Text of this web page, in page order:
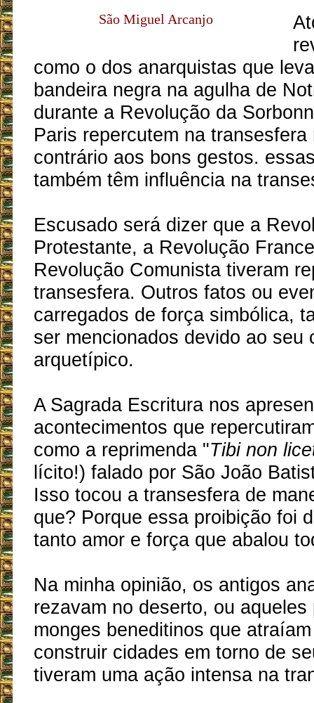
São Miguel Arcanjo
como o dos anarquistas que
bandeira negra na agulha de
durante a Revolução da
Paris repercutem na transesfera
contrário aos bons gestos.
também têm influência na
Escusado será dizer que a
Protestante, a Revolução
Revolução Comunista tiveram
transesfera. Outros fatos ou
carregados de força simbólica,
ser mencionados devido ao seu
arquetípico.
A Sagrada Escritura nos
acontecimentos que
como a reprimenda "Tibi non
lícito!) falado por São João
Isso tocou a transesfera de
que? Porque essa proibição foi
tanto amor e força que abalou
Na minha opinião, os antigos
rezavam no deserto, ou aqueles
monges beneditinos que
construir cidades em torno de
tiveram uma ação intensa na